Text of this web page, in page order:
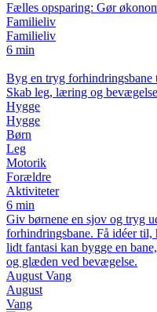
Fælles opsparing: Gør
Familieliv
Familieliv
6 min
Byg en tryg forhindringsbane
Skab leg, læring og
Hygge
Hygge
Børn
Leg
Motorik
Forældre
Aktiviteter
6 min
Giv børnene en sjov og tryg
forhindringsbane. Få idéer til,
lidt fantasi kan bygge en
og glæden ved bevægelse.
August Vang
August
Vang